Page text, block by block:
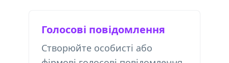
Голосові повідомлення
Створюйте особисті або